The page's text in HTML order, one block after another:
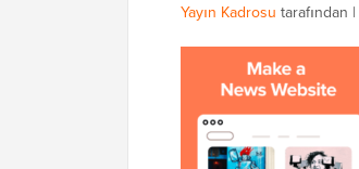
Yayın Kadrosu tarafından |